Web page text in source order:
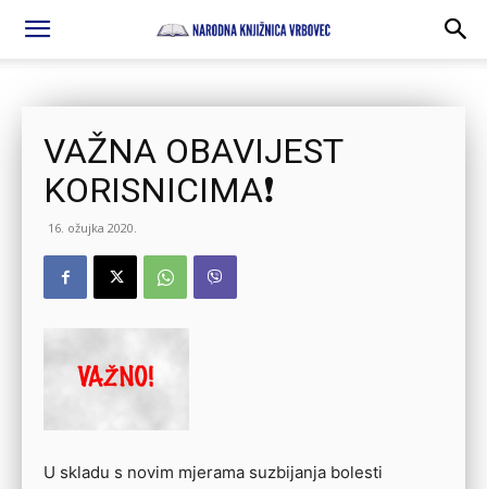
VAŽNA OBAVIJEST
KORISNICIMA❗️
16. ožujka 2020.
U skladu s novim mjerama suzbijanja bolesti